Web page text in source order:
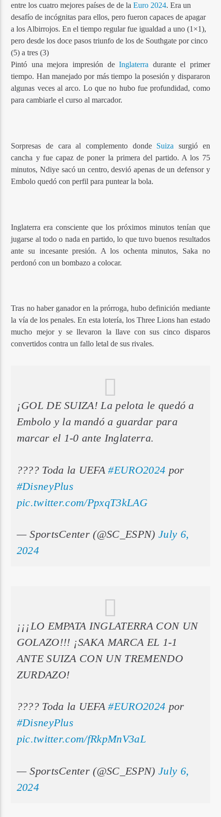
entre los cuatro mejores países de de laEuro 2024. Era un
desafío de incógnitas para ellos, pero fueron capaces de apagar
a los Albirrojos. En el tiempo regular fue igualdad a uno (1×1),
pero desde los doce pasos triunfo de los de Southgate por cinco
(5) a tres (3)
Pintó una mejora impresión deInglaterra durante el primer
tiempo. Han manejado por más tiempo la posesión y dispararon
algunas veces al arco. Lo que no hubo fue profundidad, como
para cambiarle el curso al marcador.
Sorpresas de cara al complemento donde Suiza surgió en
cancha y fue capaz de poner la primera del partido. A los 75
minutos, Ndiye sacó un centro, desvió apenas de un defensor y
Embolo quedó con perfil para puntear la bola.
Inglaterra era consciente que los próximos minutos tenían que
jugarse al todo o nada en partido, lo que tuvo buenos resultados
ante su incesante presión. A los ochenta minutos, Saka no
perdonó con un bombazo a colocar.
Tras no haber ganador en la prórroga, hubo definición mediante
la vía de los penales. En esta lotería, los Three Lions han estado
mucho mejor y se llevaron la llave con sus cinco disparos
convertidos contra un fallo letal de sus rivales.
¡GOL DE SUIZA! La pelota le quedó a
Embolo y la mandó a guardar para
marcar el 1-0 ante Inglaterra.
???? Toda la UEFA#EURO2024 por
#DisneyPlus
pic.twitter.com/PpxqT3kLAG
— SportsCenter (@SC_ESPN) July 6,
2024
¡¡¡LO EMPATA INGLATERRA CON UN
GOLAZO!!! ¡SAKA MARCA EL 1-1
ANTE SUIZA CON UN TREMENDO
ZURDAZO!
???? Toda la UEFA#EURO2024 por
#DisneyPlus
pic.twitter.com/fRkpMnV3aL
— SportsCenter (@SC_ESPN) July 6,
2024